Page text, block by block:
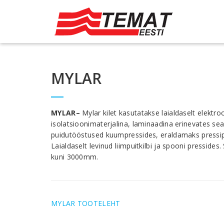
MYLAR
MYLAR– Mylar kilet kasutatakse laialdaselt
isolatsioonimaterjalina, laminaadina erinevates
puidutööstused kuumpressides, eraldamaks
Laialdaselt levinud liimpuitkilbi ja spooni
kuni 3000mm.
MYLAR TOOTELEHT